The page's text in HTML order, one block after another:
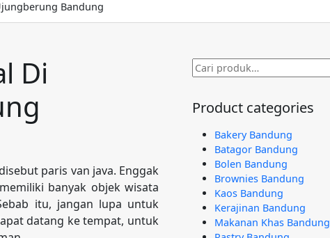
Bandung
Di
paris van java. Enggak
banyak objek wisata
itu, jangan lupa untuk
datang ke tempat, untuk
Pencarian
untuk:
Product categories
Bakery Bandung
Batagor Bandung
Bolen Bandung
Brownies Bandung
Kaos Bandung
Kerajinan Bandung
Makanan Khas Bandung